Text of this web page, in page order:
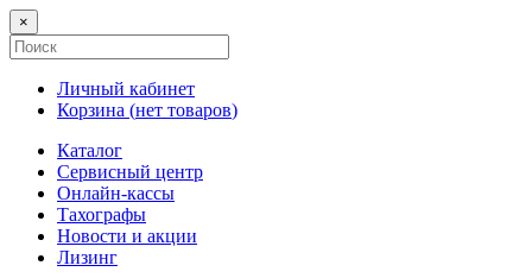
×
Личный кабинет
Корзина (нет товаров)
Каталог
Сервисный центр
Онлайн-кассы
Тахографы
Новости и акции
Лизинг